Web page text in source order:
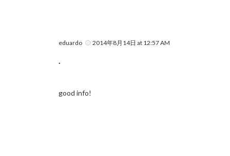
eduardo 2014年8月14日 at 12:57 AM
.
good info!